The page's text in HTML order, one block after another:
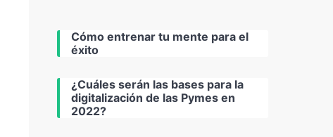
Cómo entrenar tu mente para el
éxito
¿Cuáles serán las bases para la
digitalización de las Pymes en
2022?